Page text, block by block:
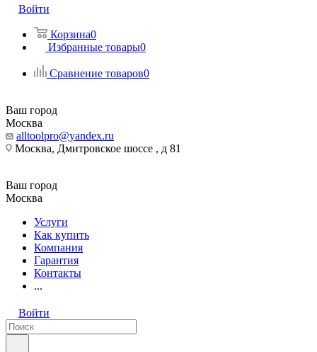
Войти
Корзина0
Избранные товары0
Сравнение товаров0
Ваш город
Москва
alltoolpro@yandex.ru
Москва, Дмитровское шоссе , д 81
Ваш город
Москва
Услуги
Как купить
Компания
Гарантия
Контакты
...
Войти